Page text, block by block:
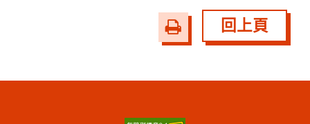
友
善
印
回上頁